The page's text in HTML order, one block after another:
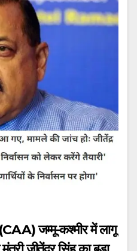
जम्मू-कश्मीर में लागू